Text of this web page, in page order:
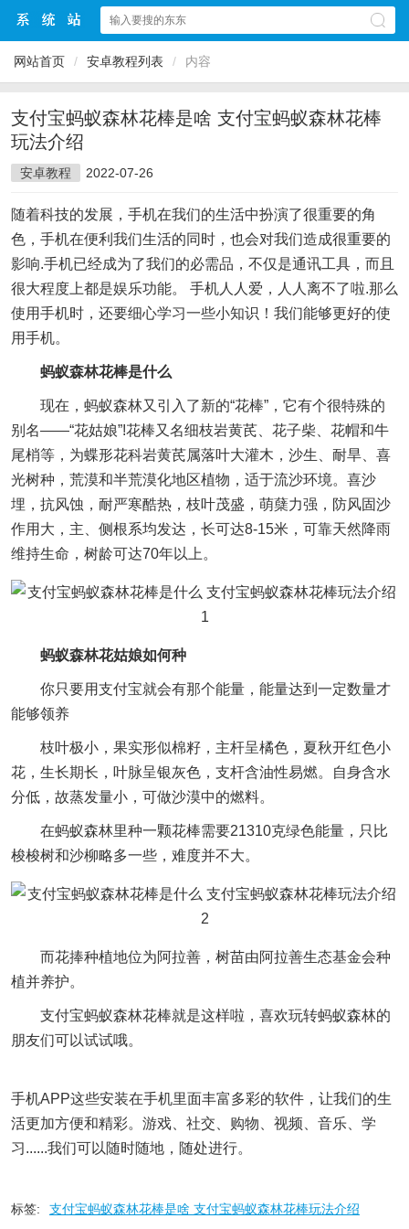
网站首页 / 安卓教程列表 / 内容
支付宝蚂蚁森林花棒是啥 支付宝蚂蚁森林花棒
玩法介绍
安卓教程 2022-07-26
随着科技的发展，手机在我们的生活中扮演了很重要的角
色，手机在便利我们生活的同时，也会对我们造成很重要的
影响.手机已经成为了我们的必需品，不仅是通讯工具，而且
很大程度上都是娱乐功能。 手机人人爱，人人离不了啦.那么
使用手机时，还要细心学习一些小知识！我们能够更好的使
用手机。
蚂蚁森林花棒是什么
现在，蚂蚁森林又引入了新的“花棒”，它有个很特殊的
别名——“花姑娘”!花棒又名细枝岩黄芪、花子柴、花帽和牛
尾梢等，为蝶形花科岩黄芪属落叶大灌木，沙生、耐旱、喜
光树种，荒漠和半荒漠化地区植物，适于流沙环境。喜沙
埋，抗风蚀，耐严寒酷热，枝叶茂盛，萌蘖力强，防风固沙
作用大，主、侧根系均发达，长可达8-15米，可靠天然降雨
维持生命，树龄可达70年以上。
蚂蚁森林花姑娘如何种
你只要用支付宝就会有那个能量，能量达到一定数量才
能够领养
枝叶极小，果实形似棉籽，主杆呈橘色，夏秋开红色小
花，生长期长，叶脉呈银灰色，支杆含油性易燃。自身含水
分低，故蒸发量小，可做沙漠中的燃料。
在蚂蚁森林里种一颗花棒需要21310克绿色能量，只比
梭梭树和沙柳略多一些，难度并不大。
而花捧种植地位为阿拉善，树苗由阿拉善生态基金会种
植并养护。
支付宝蚂蚁森林花棒就是这样啦，喜欢玩转蚂蚁森林的
朋友们可以试试哦。
手机APP这些安装在手机里面丰富多彩的软件，让我们的生
活更加方便和精彩。游戏、社交、购物、视频、音乐、学
习......我们可以随时随地，随处进行。
标签: 支付宝蚂蚁森林花棒是啥 支付宝蚂蚁森林花棒玩法介绍